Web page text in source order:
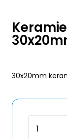
30x20mm